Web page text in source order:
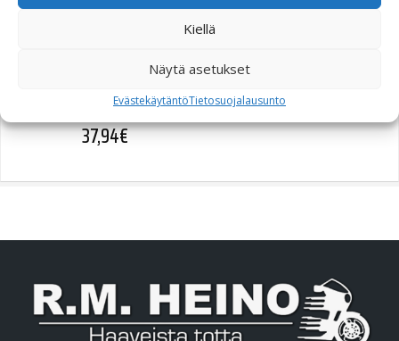
Kiellä
Näytä asetukset
EvästekäytäntöTietosuojalausunto
GASKET,TOP PLT,FTANK
37,94€